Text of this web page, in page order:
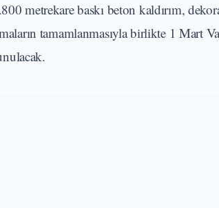
metrekare baskı beton kaldırım,
tamamlanmasıyla birlikte 1 Mart